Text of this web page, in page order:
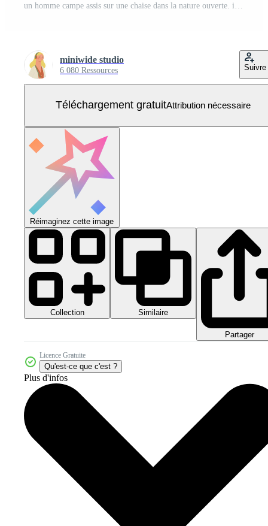
miniwide studio
6 080 Ressources Suivre
Téléchargement gratuitAttribution nécessaire
Réimaginez cette image
Collection Similaire
Partager
Licence Gratuite
Qu'est-ce que c'est ?
Plus d'infos